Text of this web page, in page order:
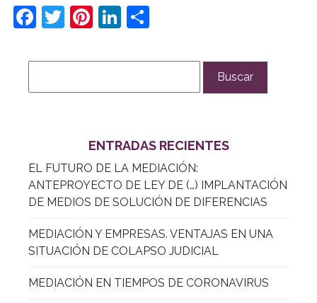
Facebook
Twitter
Pinterest
LinkedIn
ENTRADAS RECIENTES
EL FUTURO DE LA MEDIACIÓN:
ANTEPROYECTO DE LEY DE (…) IMPLANTACIÓN
DE MEDIOS DE SOLUCIÓN DE DIFERENCIAS
MEDIACIÓN Y EMPRESAS. VENTAJAS EN UNA
SITUACIÓN DE COLAPSO JUDICIAL
MEDIACIÓN EN TIEMPOS DE CORONAVIRUS